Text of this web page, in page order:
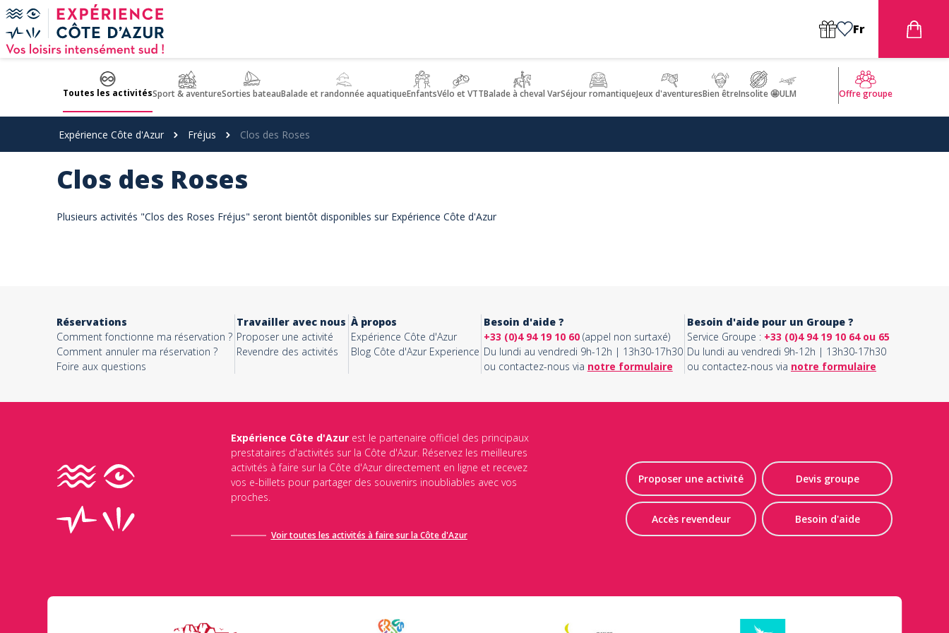
Panneau de gestion des cookies
Fr
Toutes les activitésSport & aventureSorties bateauBalade et randonnée aquatiqueEnfantsVélo et VTTBalade à cheval VarSéjour romantiqueJeux d'aventuresBien êtreInsolite 🤩ULM Offre groupe
Expérience Côte d'Azur Fréjus Clos des Roses
Clos des Roses
Plusieurs activités "Clos des Roses Fréjus" seront bientôt disponibles sur Expérience Côte d'Azur
Réservations
Comment fonctionne ma réservation ?
Comment annuler ma réservation ?
Foire aux questions
Travailler avec nous
Proposer une activité
Revendre des activités
À propos
Expérience Côte d'Azur
Blog Côte d'Azur Experience
Besoin d'aide ?
+33 (0)4 94 19 10 60(appel non surtaxé)
Du lundi au vendredi 9h-12h | 13h30-17h30
ou contactez-nous via notre formulaire
Besoin d'aide pour un Groupe ?
Service Groupe : +33 (0)4 94 19 10 64 ou 65
Du lundi au vendredi 9h-12h | 13h30-17h30
ou contactez-nous via notre formulaire
Expérience Côte d'Azurest le partenaire officiel des principaux
prestataires d'activités sur la Côte d'Azur. Réservez les meilleures
activités à faire sur la Côte d'Azur directement en ligne et recevez
vos e-billets pour partager des souvenirs inoubliables avec vos
proches.
Voir toutes les activités à faire sur la Côte d'Azur
Proposer une activité Devis groupe
Accès revendeur Besoin d'aide